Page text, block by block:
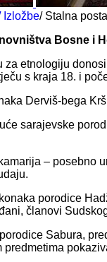
Izložbe/ Stalna
Bosne i
za etnologiju
s kraja 18. i
Derviš-bega
sarajevske
– posebno
porodice
članovi
Sabura,